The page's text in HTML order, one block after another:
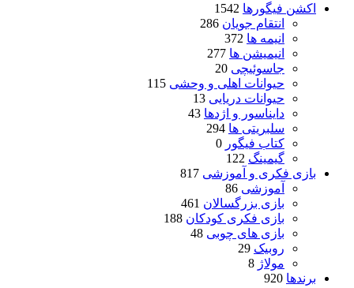
اکشن فیگورها 1542
انتقام جویان 286
انیمه ها 372
انیمیشن ها 277
جاسوئیچی 20
حیوانات اهلی و وحشی 115
حیوانات دریایی 13
دایناسور و اژدها 43
سلبریتی ها 294
کتاب فیگور 0
گیمینگ 122
بازی فکری و آموزشی 817
آموزشی 86
بازی بزرگسالان 461
بازی فکری کودکان 188
بازی های چوبی 48
روبیک 29
مولاژ 8
برندها 920